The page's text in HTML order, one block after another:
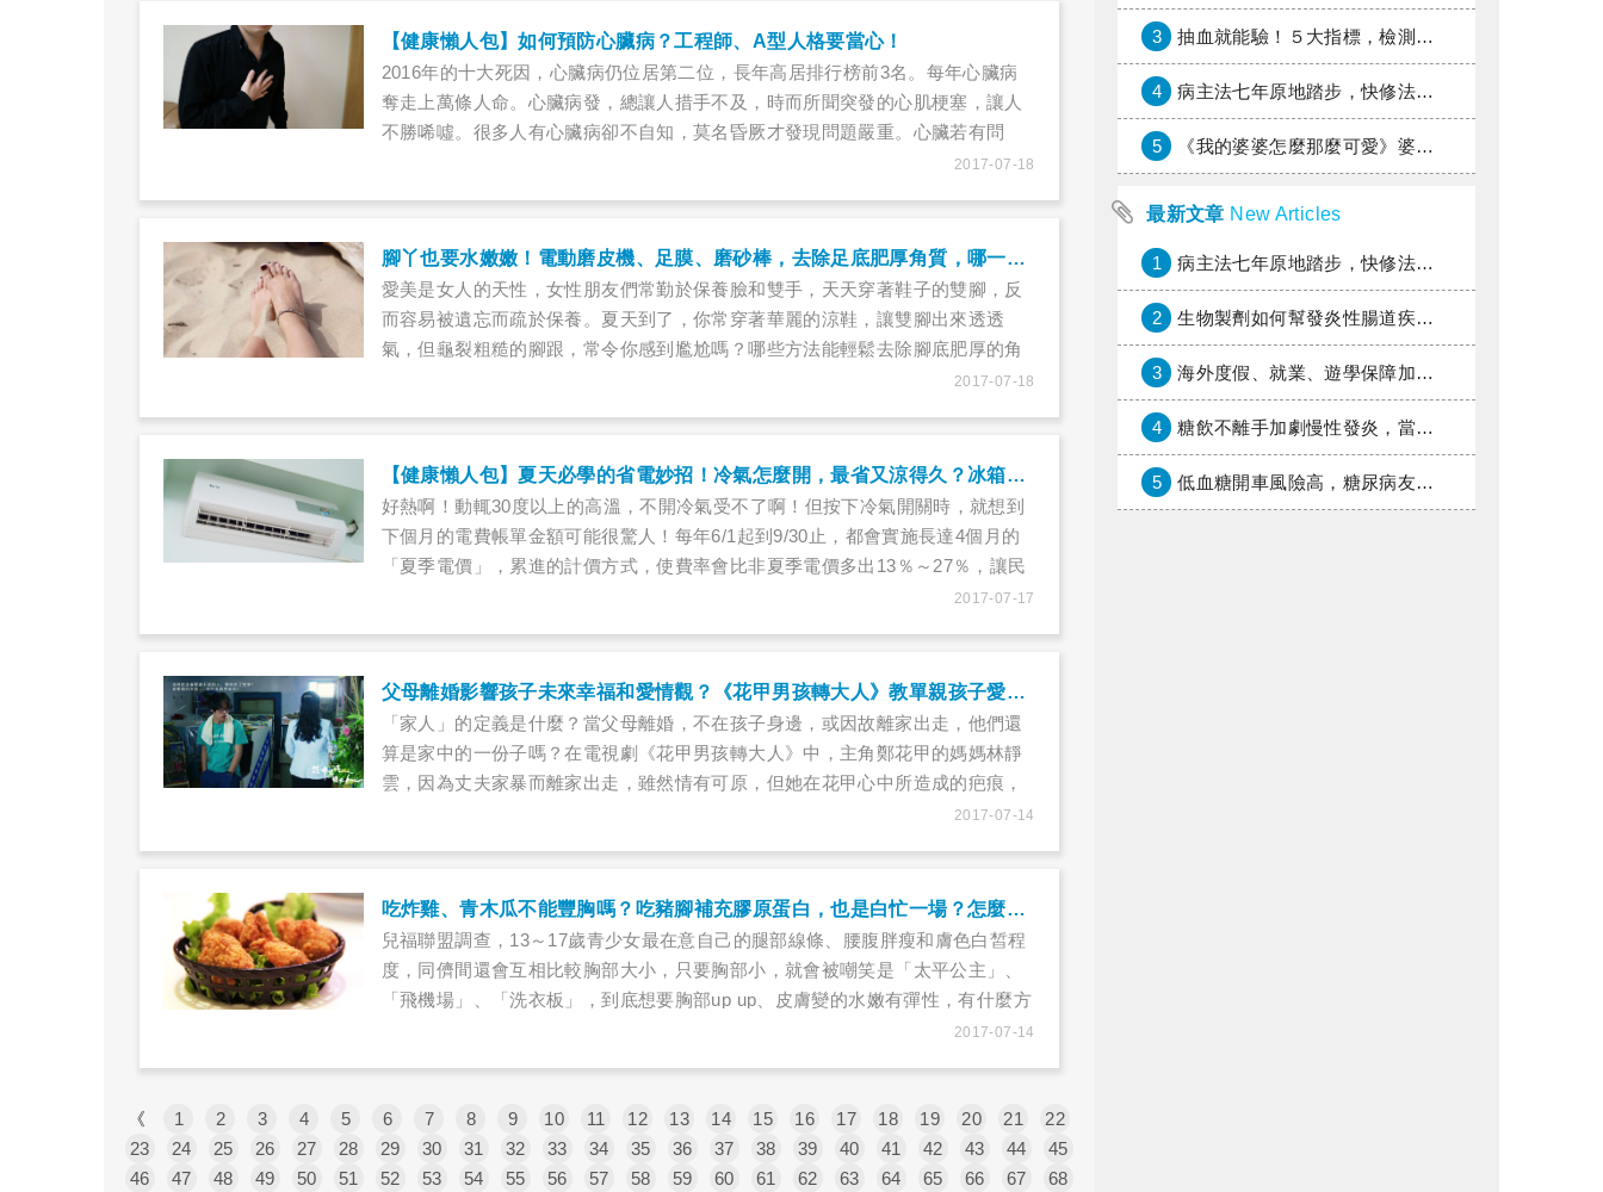
【健康懶人包】如何預防心臟病？工程師、A型人格要當心！
2016年的十大死因，心臟病仍位居第二位，長年高居排行榜前3名。每年心臟病
奪走上萬條人命。心臟病發，總讓人措手不及，時而所聞突發的心肌梗塞，讓人
不勝唏噓。很多人有心臟病卻不自知，莫名昏厥才發現問題嚴重。心臟若有問
題，身體可能發出哪些警訊？想要照護心臟健康，哪些護心食物能幫忙？哪些生
2017-07-18
腳丫也要水嫩嫩！電動磨皮機、足膜、磨砂棒，去除足底肥厚角質，哪一個方法最有效？
愛美是女人的天性，女性朋友們常勤於保養臉和雙手，天天穿著鞋子的雙腳，反
而容易被遺忘而疏於保養。夏天到了，你常穿著華麗的涼鞋，讓雙腳出來透透
氣，但龜裂粗糙的腳跟，常令你感到尷尬嗎？哪些方法能輕鬆去除腳底肥厚的角
質？網路熱銷的電動磨皮機、足膜是否有效？讓溫泉魚幫忙去角質，會不會反而
2017-07-18
【健康懶人包】夏天必學的省電妙招！冷氣怎麼開，最省又涼得久？冰箱、電鍋及洗衣機原來這樣做才省電……
好熱啊！動輒30度以上的高溫，不開冷氣受不了啊！但按下冷氣開關時，就想到
下個月的電費帳單金額可能很驚人！每年6/1起到9/30止，都會實施長達4個月的
「夏季電價」，累進的計價方式，使費率會比非夏季電價多出13％～27％，讓民
眾們無不做好節電的心理準備，以防荷包大失血，但省電方式你真的清楚嗎？別
2017-07-17
父母離婚影響孩子未來幸福和愛情觀？《花甲男孩轉大人》教單親孩子愛的練習題，學習不要放棄幸福的權利！
「家人」的定義是什麼？當父母離婚，不在孩子身邊，或因故離家出走，他們還
算是家中的一份子嗎？在電視劇《花甲男孩轉大人》中，主角鄭花甲的媽媽林靜
雲，因為丈夫家暴而離家出走，雖然情有可原，但她在花甲心中所造成的疤痕，
2017-07-14
吃炸雞、青木瓜不能豐胸嗎？吃豬腳補充膠原蛋白，也是白忙一場？怎麼吃才能美膚又豐胸？
兒福聯盟調查，13～17歲青少女最在意自己的腿部線條、腰腹胖瘦和膚色白皙程
度，同儕間還會互相比較胸部大小，只要胸部小，就會被嘲笑是「太平公主」、
「飛機場」、「洗衣板」，到底想要胸部up up、皮膚變的水嫩有彈性，有什麼方
2017-07-14
《 1 2 3 4 5 6 7 8 9 10 11 12 13 14 15 16 17 18 19 20 21
22
23
24 25 26 27 28 29 30 31 32 33 34 35 36 37 38 39 40 41 42 43 44
45
46
47 48 49 50 51 52 53 54 55 56 57 58 59 60 61 62 63 64 65 66 67 68
3 抽血就能驗！５大指標，檢測身體是否發炎
4 病主法七年原地踏步，快修法讓病人自主決定善終
5 《我的婆婆怎麼那麼可愛》婆婆希望媳婦放棄領取已故兒子身故理賠金，可以這樣做嗎？
最新文章 New Articles
1 病主法七年原地踏步，快修法讓病人自主決定善終
2 生物製劑如何幫發炎性腸道疾病患者抗潰瘍？治療進展與健保給付困境一次看
3 海外度假、就業、遊學保障加倍，富邦產險「一期逐夢」專案加碼遠距醫療與緊急救援
4 糖飲不離手加劇慢性發炎，當心老化與慢性病提早報到
5 低血糖開車風險高，糖尿病友上路必學的安全守則